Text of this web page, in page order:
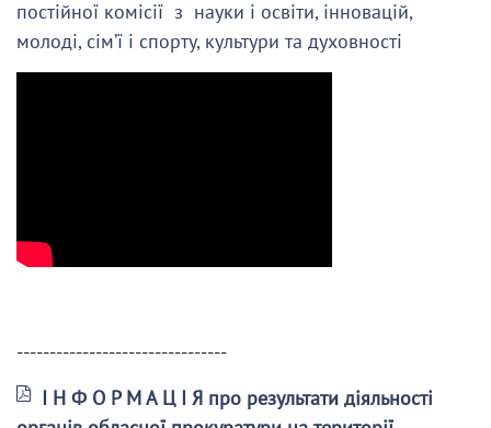
постійної комісії з науки і освіти, інновацій,
молоді, сім’ї і спорту, культури та духовності
--------------------------------
І Н Ф О Р М А Ц І Я про результати діяльності